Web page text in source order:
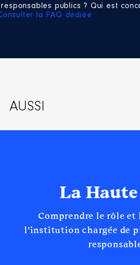
publics ? Qui est
la FAQ dédiée
AUSSI
La
Comprendre le rôle
l’institution chargée de